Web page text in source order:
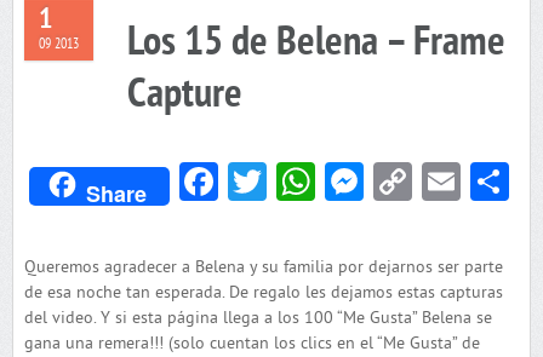
1
09 2013
Los 15 de Belena – Frame
Capture
Share Facebook
Twitter
WhatsApp
Messenger
Copy
Queremos agradecer a Belena y su familia por dejarnos ser parte
de esa noche tan esperada. De regalo les dejamos estas capturas
del video. Y si esta página llega a los 100 “Me Gusta” Belena se
gana una remera!!! (solo cuentan los clics en el “Me Gusta” de